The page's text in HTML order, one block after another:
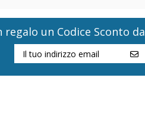
un Codice Sconto da